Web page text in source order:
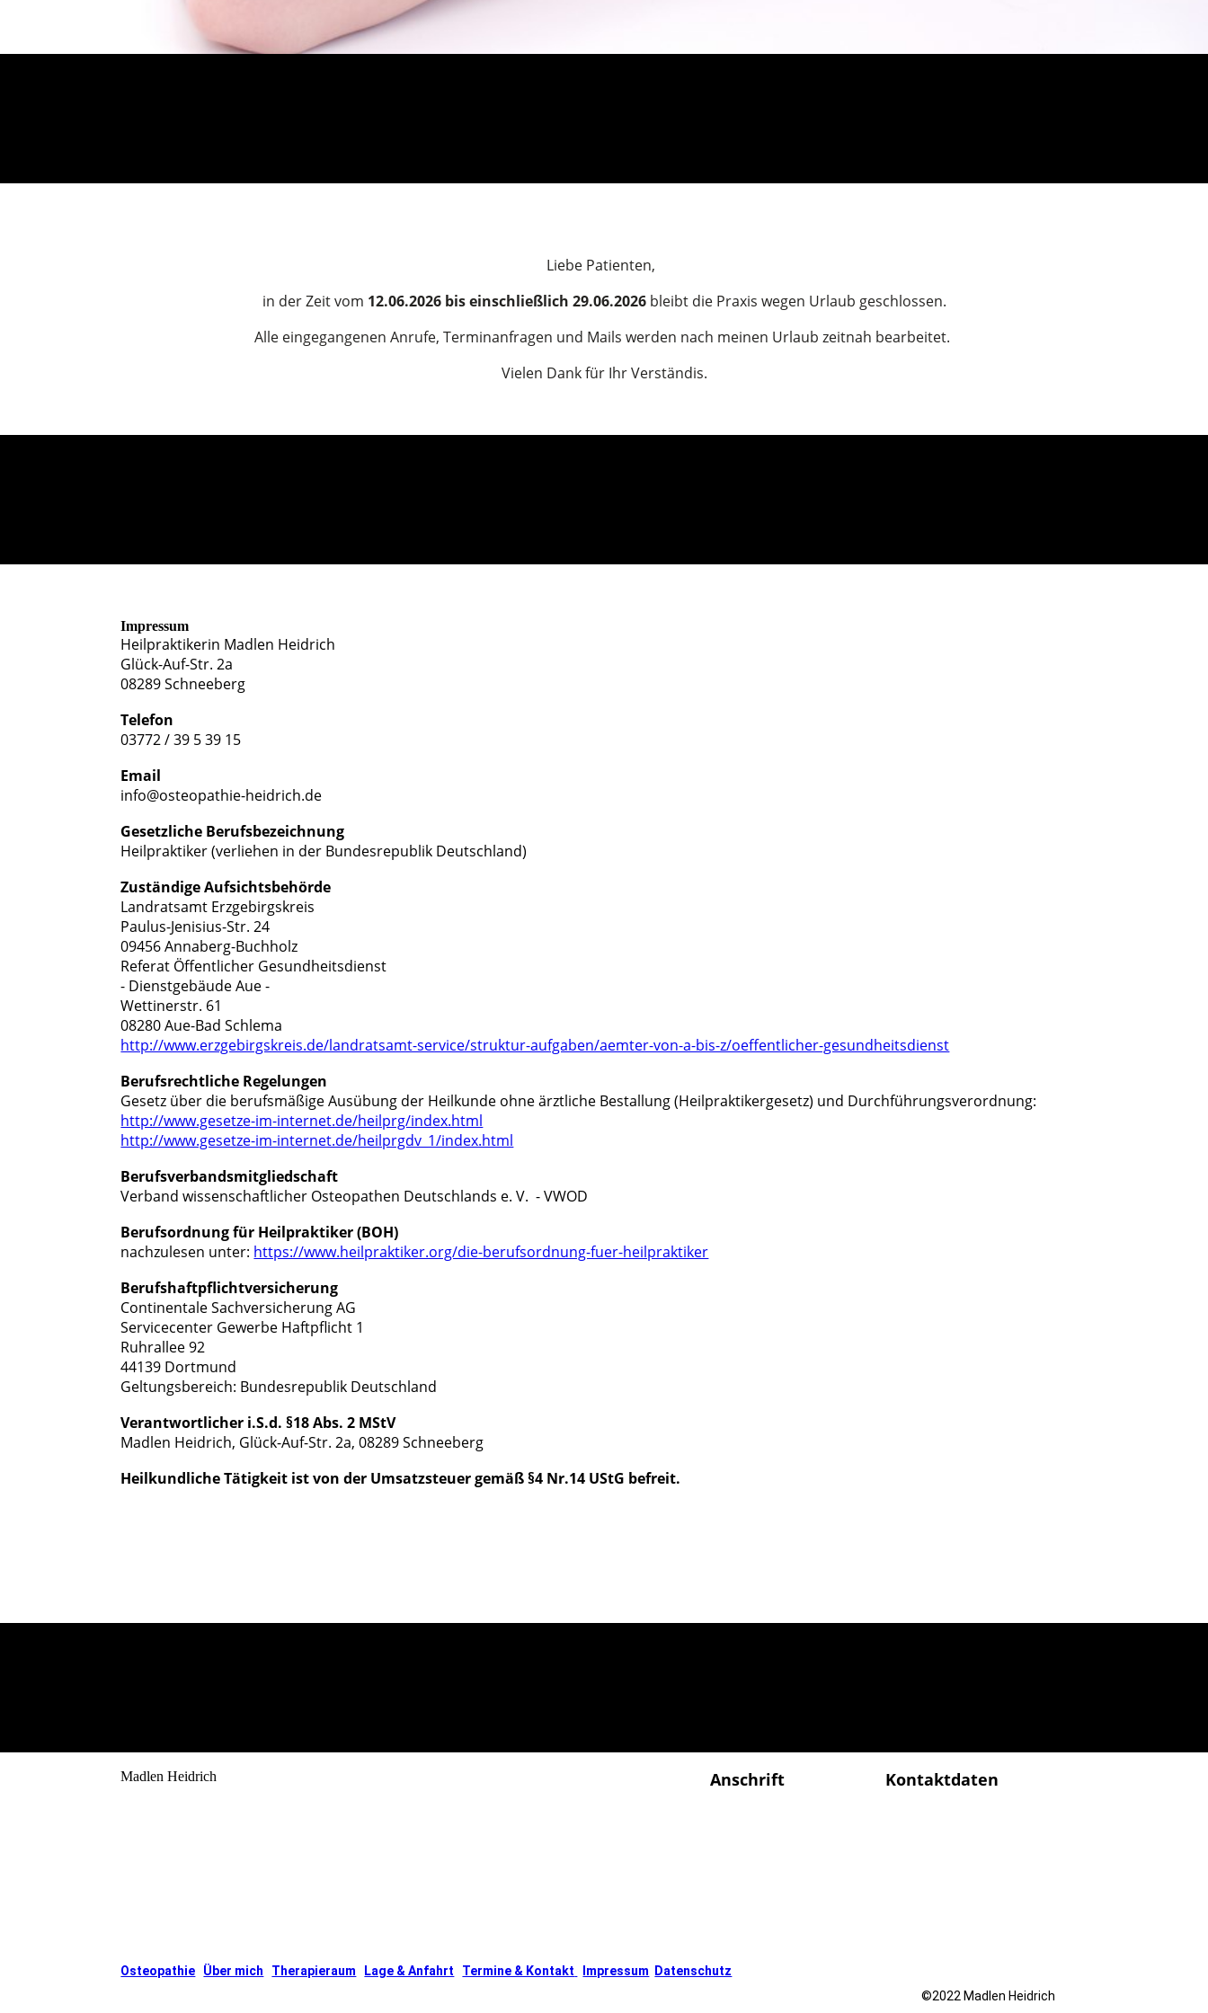
Liebe Patienten,
in der Zeitvom 12.06.2026 bis einschließlich 29.06.2026bleibt die Praxis wegen Urlaub geschlossen.
Alle eingegangenen Anrufe, Terminanfragen und Mails werden nach meinen Urlaub zeitnah bearbeitet.
Vielen Dank für Ihr Verständis.
Impressum
Heilpraktikerin Madlen Heidrich
Glück-Auf-Str. 2a
08289 Schneeberg
Telefon
03772 / 39 5 39 15
Email
info@osteopathie-heidrich.de
Gesetzliche Berufsbezeichnung
Heilpraktiker (verliehen in der Bundesrepublik Deutschland)
Zuständige Aufsichtsbehörde
Landratsamt Erzgebirgskreis
Paulus-Jenisius-Str. 24
09456 Annaberg-Buchholz
Referat Öffentlicher Gesundheitsdienst
- Dienstgebäude Aue -
Wettinerstr. 61
08280 Aue-Bad Schlema
http://www.erzgebirgskreis.de/landratsamt-service/struktur-aufgaben/aemter-von-a-bis-z/oeffentlicher-gesundheitsdienst
Berufsrechtliche Regelungen
Gesetz über die berufsmäßige Ausübung der Heilkunde ohne ärztliche Bestallung (Heilpraktikergesetz) und Durchführungsverordnung:
http://www.gesetze-im-internet.de/heilprg/index.html
http://www.gesetze-im-internet.de/heilprgdv_1/index.html
Berufsverbandsmitgliedschaft
Verband wissenschaftlicher Osteopathen Deutschlands e. V. - VWOD
Berufsordnung für Heilpraktiker (BOH)
nachzulesen unter: https://www.heilpraktiker.org/die-berufsordnung-fuer-heilpraktiker
Berufshaftpflichtversicherung
Continentale Sachversicherung AG
Servicecenter Gewerbe Haftpflicht 1
Ruhrallee 92
44139 Dortmund
Geltungsbereich: Bundesrepublik Deutschland
Verantwortlicher i.S.d. §18 Abs. 2 MStV
Madlen Heidrich, Glück-Auf-Str. 2a, 08289 Schneeberg
Heilkundliche Tätigkeit ist von der Umsatzsteuer gemäß §4 Nr.14 UStG befreit.
Madlen Heidrich Anschrift Kontaktdaten
Osteopathie Über mich Therapieraum Lage & Anfahrt Termine & Kontakt Impressum
Datenschutz
©2022 Madlen Heidrich